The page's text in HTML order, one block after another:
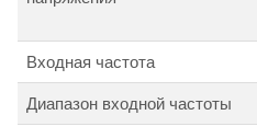
Входная частота
Диапазон входной частоты